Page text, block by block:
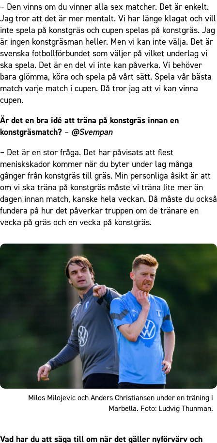
– Den vinns om du vinner alla sex matcher. Det är enkelt.
Jag tror att det är mer mentalt. Vi har länge klagat och vill
inte spela på konstgräs och cupen spelas på konstgräs. Jag
är ingen konstgräsman heller. Men vi kan inte välja. Det är
svenska fotbollförbundet som väljer på vilket underlag vi
ska spela. Det är en del vi inte kan påverka. Vi behöver
bara glömma, köra och spela på vårt sätt. Spela vår bästa
match varje match i cupen. Då tror jag att vi kan vinna
cupen.
Är det en bra idé att träna på konstgräs innan en
konstgräsmatch? – @Svempan
– Det är en stor fråga. Det har påvisats att flest
meniskskador kommer när du byter under lag många
gånger från konstgräs till gräs. Min personliga åsikt är att
om vi ska träna på konstgräs måste vi träna lite mer än
dagen innan match, kanske hela veckan. Då måste du också
fundera på hur det påverkar truppen om de tränare en
vecka på gräs och en vecka på konstgräs.
Milos Milojevic och Anders Christiansen under en träning i
Marbella. Foto: Ludvig Thunman.
Vad har du att säga till om när det gäller nyförvärv och